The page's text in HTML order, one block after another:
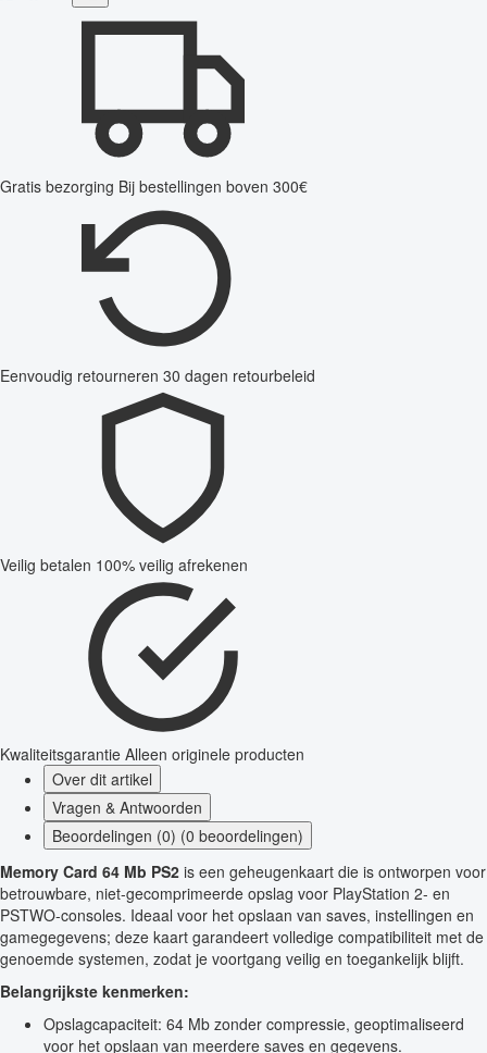
Gratis bezorging Bij bestellingen boven 300€
Eenvoudig retourneren 30 dagen retourbeleid
Veilig betalen 100% veilig afrekenen
Kwaliteitsgarantie Alleen originele producten
Over dit artikel
Vragen & Antwoorden
Beoordelingen (0) (0 beoordelingen)
Memory Card 64 Mb PS2 is een geheugenkaart die is ontworpen voor
betrouwbare, niet-gecomprimeerde opslag voor PlayStation 2- en
PSTWO-consoles. Ideaal voor het opslaan van saves, instellingen en
gamegegevens; deze kaart garandeert volledige compatibiliteit met de
genoemde systemen, zodat je voortgang veilig en toegankelijk blijft.
Belangrijkste kenmerken:
Opslagcapaciteit: 64 Mb zonder compressie, geoptimaliseerd
voor het opslaan van meerdere saves en gegevens.